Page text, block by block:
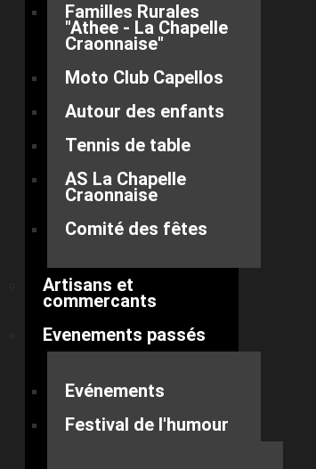
Familles Rurales
"Athee - La Chapelle
Craonnaise"
Moto Club Capellos
Autour des enfants
Tennis de table
AS La Chapelle
Craonnaise
Comité des fêtes
Artisans et
commercants
Evenements passés
Evénements
Festival de l'humour